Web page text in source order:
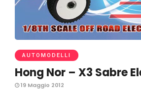
AUTOMODELLI
Hong Nor – X3 Sabre
19 Maggio 2012